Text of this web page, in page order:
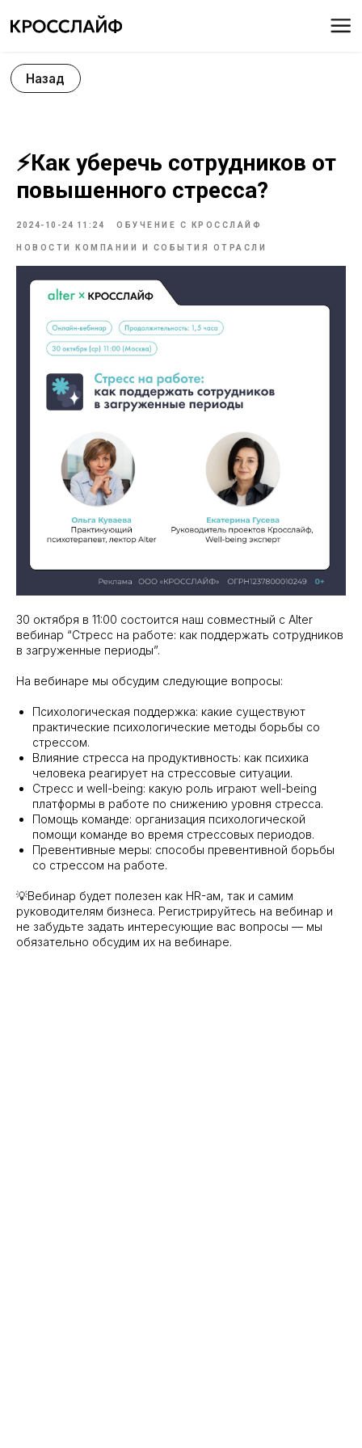
Назад
⚡Как уберечь сотрудников от
повышенного стресса?
2024-10-24 11:24 ОБУЧЕНИЕ С КРОССЛАЙФ
НОВОСТИ КОМПАНИИ И СОБЫТИЯ ОТРАСЛИ
30 октября в 11:00 состоится наш совместный с Alter
вебинар “Стресс на работе: как поддержать сотрудников
в загруженные периоды”.
На вебинаре мы обсудим следующие вопросы:
Психологическая поддержка: какие существуют
практические психологические методы борьбы со
стрессом.
Влияние стресса на продуктивность: как психика
человека реагирует на стрессовые ситуации.
Стресс и well-being: какую роль играют well-being
платформы в работе по снижению уровня стресса.
Помощь команде: организация психологической
помощи команде во время стрессовых периодов.
Превентивные меры: способы превентивной борьбы
со стрессом на работе.
💡Вебинар будет полезен как HR-ам, так и самим
руководителям бизнеса. Регистрируйтесь на вебинар и
не забудьте задать интересующие вас вопросы — мы
обязательно обсудим их на вебинаре.